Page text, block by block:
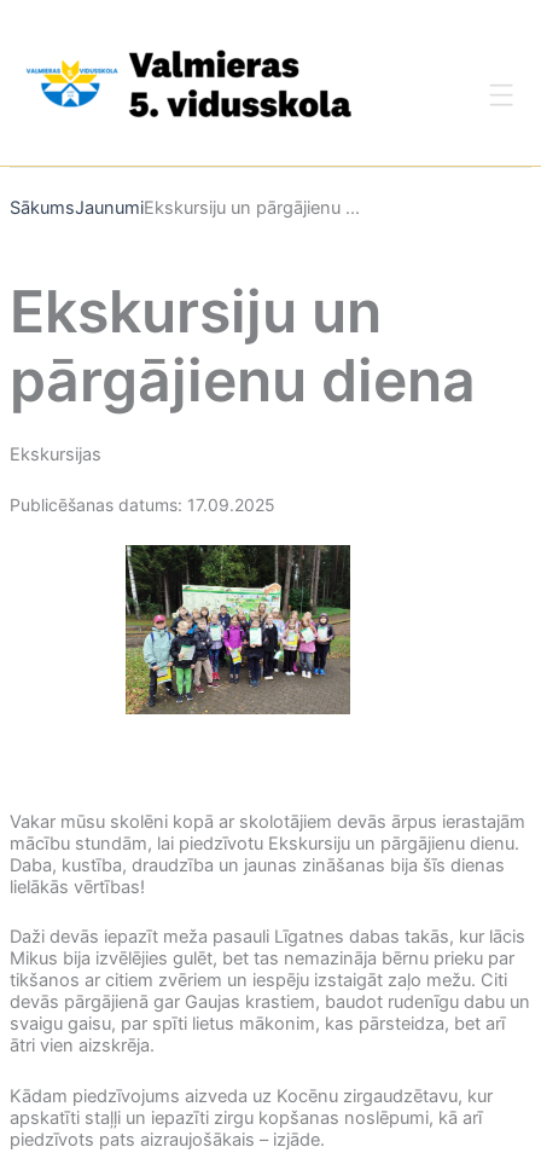
SākumsJaunumiEkskursiju un pārgājienu ...
Ekskursiju un
pārgājienu diena
Ekskursijas
Publicēšanas datums: 17.09.2025
Vakar mūsu skolēni kopā ar skolotājiem devās ārpus ierastajām
mācību stundām, lai piedzīvotu Ekskursiju un pārgājienu dienu.
Daba, kustība, draudzība un jaunas zināšanas bija šīs dienas
lielākās vērtības!
Daži devās iepazīt meža pasauli Līgatnes dabas takās, kur lācis
Mikus bija izvēlējies gulēt, bet tas nemazināja bērnu prieku par
tikšanos ar citiem zvēriem un iespēju izstaigāt zaļo mežu. Citi
devās pārgājienā gar Gaujas krastiem, baudot rudenīgu dabu un
svaigu gaisu, par spīti lietus mākonim, kas pārsteidza, bet arī
ātri vien aizskrēja.
Kādam piedzīvojums aizveda uz Kocēnu zirgaudzētavu, kur
apskatīti staļļi un iepazīti zirgu kopšanas noslēpumi, kā arī
piedzīvots pats aizraujošākais – izjāde.